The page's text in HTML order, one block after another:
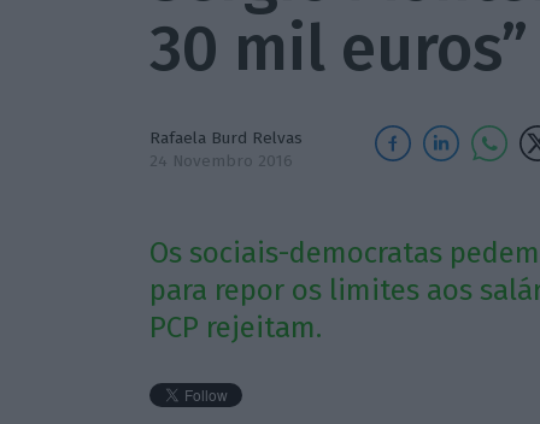
30 mil euros”
Rafaela Burd Relvas
24 Novembro 2016
Os sociais-democratas
para repor os limites aos
PCP rejeitam.